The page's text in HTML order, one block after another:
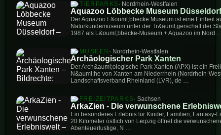
TIERPARKS· Nordrhein-Westfalen
Aquazoo Löbbecke Museum Düsseldorf
Der Aquazoo L&ouml;bbecke Museum ist eine Einheit
Naturkundemuseum unter der Tr&auml;gerschaft der
1987 als L&ouml;bbecke-Museum + Aquazoo im Nord
MUSEEN · Nordrhein-Westfalen
Archäologischer Park Xanten
Der Arch&auml;ologische Park Xanten (APX) ist ein
N&auml;he von Xanten am Niederrhein (Nordrhein-
Landschaftsverband Rheinland (LVR), de …
FREIZEITPARKS· Sachsen
ArkaZien - Die verwunschene
Ein besonderes Erlebnis für Kinder, Familien, Fantasy-
20 Kilometer östlich von Leipzig öffnet die
Abenteuerlustige, N …